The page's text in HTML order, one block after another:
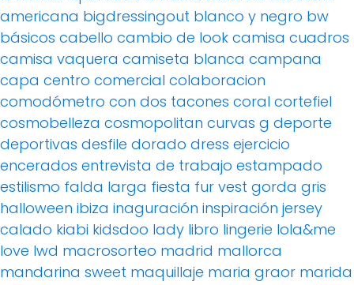
americana bigdressingout blanco y negro bw
básicos cabello cambio de look camisa cuadros
camisa vaquera camiseta blanca campana
capa centro comercial colaboracion
comodómetro con dos tacones coral cortefiel
cosmobelleza cosmopolitan curvas g deporte
deportivas desfile dorado dress ejercicio
encerados entrevista de trabajo estampado
estilismo falda larga fiesta fur vest gorda gris
halloween ibiza inaguración inspiración jersey
calado kiabi kidsdoo lady libro lingerie lola&me
love lwd macrosorteo madrid mallorca
mandarina sweet maquillaje maria graor marida